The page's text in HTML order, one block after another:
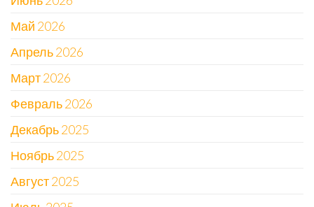
Май 2026
Апрель 2026
Март 2026
Февраль 2026
Декабрь 2025
Ноябрь 2025
Август 2025